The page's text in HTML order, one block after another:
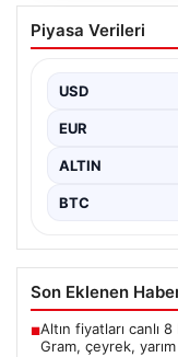
Salah’ın
villa belli
Piyasa Verileri
USD
EUR
ALTIN
BTC
Son Eklenen
■Altın fiyatları canlı
Gram, çeyrek,